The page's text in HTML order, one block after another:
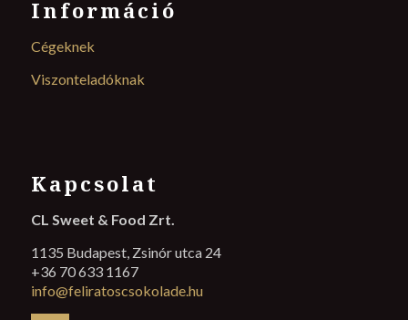
Információ
Cégeknek
Viszonteladóknak
Kapcsolat
CL Sweet & Food Zrt.
1135 Budapest, Zsinór utca 24
+36 70 633 1167
info@feliratoscsokolade.hu